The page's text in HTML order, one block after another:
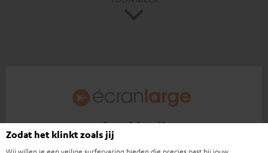
Score: 8,4 van 10
ecranlarge.com
Zodat het klinkt zoals jij